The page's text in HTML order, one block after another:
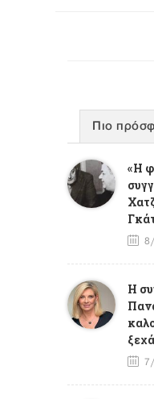
Πιο
«Η
Η